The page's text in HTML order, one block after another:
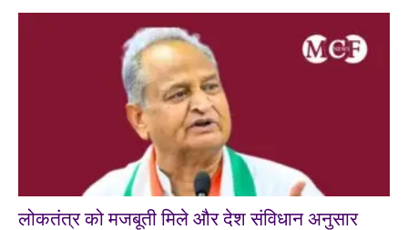
लोकतंत्र को मजबूती मिले और देश संविधान अनुसार